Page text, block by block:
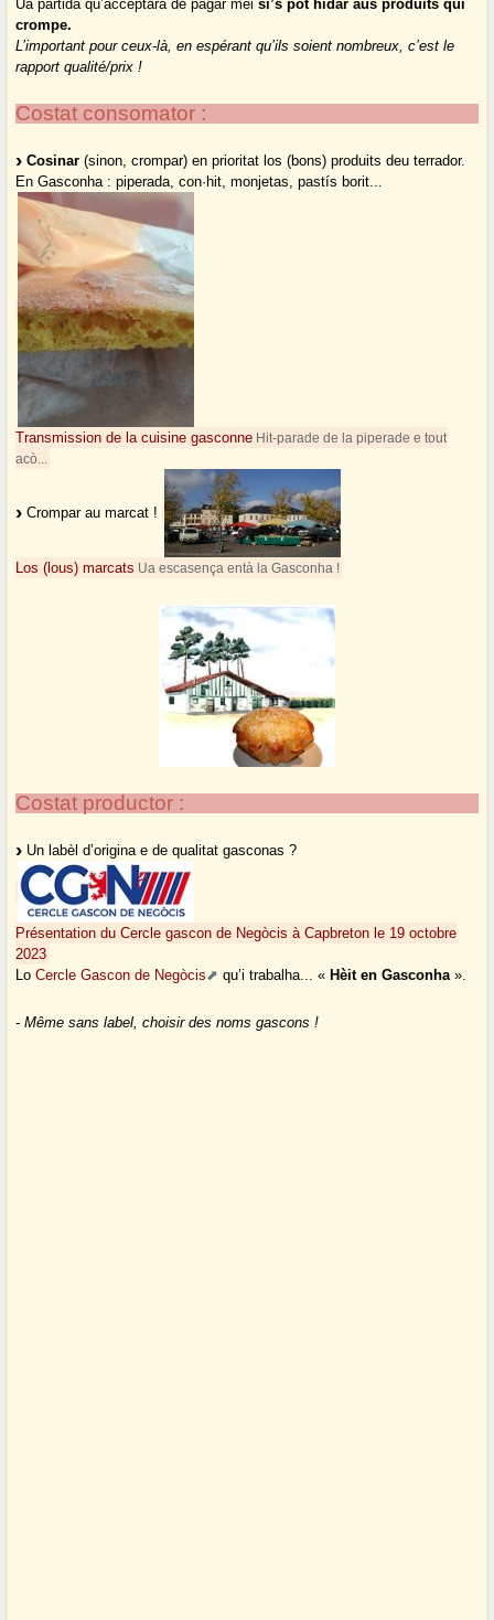
Ua partida qu’acceptarà de pagar meisi’s pòt hidar aus produits qui
crompe.
L’important pour ceux-là, en espérant qu’ils soient nombreux, c’est le
rapport qualité/prix !
Costat consomator :
Cosinar (sinon, crompar) en prioritat los (bons) produits deu terrador.
En Gasconha : piperada, con·hit, monjetas, pastís borit...
Transmission de la cuisine gasconne Hit-parade de la piperade e tout
acò...
Crompar au marcat !
Los (lous) marcats Ua escasença entà la Gasconha !
Costat productor :
Un labèl d’origina e de qualitat gasconas ?
Présentation du Cercle gascon de Negòcis à Capbreton le 19 octobre
2023
LoCercle Gascon de Negòcis qu’i trabalha... « Hèit en Gasconha».
- Même sans label, choisir des noms gascons !